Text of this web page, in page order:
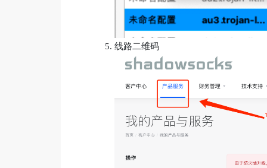
线路二维码